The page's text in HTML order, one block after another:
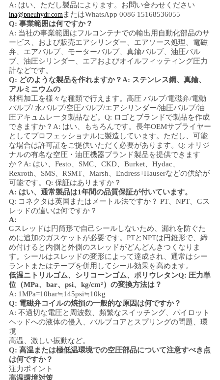
A: はい、 ただし製品によります。 お問い合わせください
ina@pneuhydr.com またはWhatsApp 0086 15168536055
Q: 事業範囲は何ですか？
A: 当社の事業範囲はフルコンテナでの輸出用自動化部品のサ
ービス、および販売エアシリンダー、エアソース処理、電磁
弁、 エアバルブ、 モーターバルブ、 真鍮バルブ、油圧バル
ブ、油圧シリンダー、 エアおよびオイルフィッティング圧力
計などです。
Q: どのような製品を作れますか？ A: ステンレス鋼、 真鍮、
アルミニウムの
材料加工を様々な種類で行えます。 高圧 バルブ/電磁弁/電動
バルブ/ 水バルブ/空圧バルブ/エアシリンダー/油圧バルブ/油
圧アキュムレータ製品など。 Q: ロゴとブランドで製品を作成
できますか？ A: はい、もちろんです。長年OEMサプライヤー
としてプロフェッショナルに製造しています。ただし、可能
な場合は許可証をご提供いただく必要があります。 Q: オリジ
ナルの有名な空圧・油圧機器ブランド製品を提供できます
か？ A: はい、Festo、SMC、CKD、Burket、Hydac、
Rexroth、SMS、RSMT、Marsh、Endress+Hauserなどの供給が
可能です。 Q: 保証はありますか？
A: はい、通常製品は1年間の品質保証が付いています。
Q: コネクタは英国またはメートル法ですか？ PT、NPT、Gス
レッドの違いは何ですか？
A:
Gスレッドは円筒形で自己シールしないため、漏れを防ぐた
めに追加のガスケットが必要です。PTとNPTは円錐形で、締
め付けると内側と外側のスレッドがどんどんきつくなりま
す。シールはスレッドの変形によって達成され、通常はシー
ラントまたはテープを併用してシール効果を高めます。
低温ニトリルゴム、シリコーンゴム、ポリウレタンQ: 圧力単
位（MPa、bar、psi、kg/cm²）の変換方法は？
A: 1MPa=10bar≒145psi≒10kg
Q: 電磁弁コイルの焼損の一般的な原因は何ですか？
A: 不適切な電圧と周波数、頻繁なスイッチング、パイロット
ヘッドへの液体の侵入、バルブコアとスプリングの問題、 環
境
高温、激しい振動など。
Q: 高温または極低温環境での空圧部品について注意すべき点
は何ですか？
注力ポイント
高温環境対策